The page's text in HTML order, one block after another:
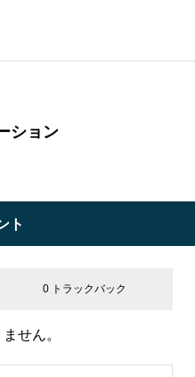
ション
ト
0 トラックバック
せん。